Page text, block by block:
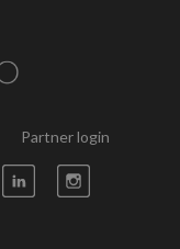
Partner login